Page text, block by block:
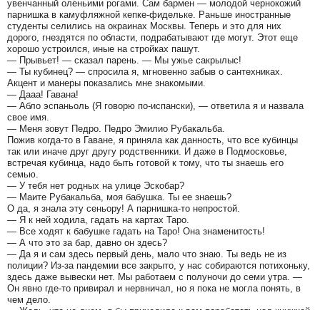
увенчанный оленьими рогами. Сам бармен — молодой чернокожий
парнишка в камуфляжной кепке-фидельке. Раньше иностранные
студенты селились на окраинах Москвы. Теперь и это для них
дорого, гнездятся по области, подрабатывают где могут. Этот еще
хорошо устроился, иные на стройках пашут.
— Прывьет! — сказал парень. — Мы ужье сакрылыс!
— Ты кубинец? — спросила я, мгновенно забыв о сантехниках.
Акцент и манеры показались мне знакомыми.
— Дааа! Гавана!
— Абло эспаньоль (Я говорю по-испански), — ответила я и назвала
свое имя.
— Меня зовут Педро. Педро Эмилио Рубакальба.
Пожив когда-то в Гаване, я приняла как данность, что все кубинцы
так или иначе друг другу родственники. И даже в Подмосковье,
встречая кубинца, надо быть готовой к тому, что ты знаешь его
семью.
— У тебя нет родных на улице Эскобар?
— Маите Рубакальба, моя бабушка. Ты ее знаешь?
О да, я знала эту сеньору! А парнишка-то непростой.
— Я к ней ходила, гадать на картах Таро.
— Все ходят к бабушке гадать на Таро! Она знаменитость!
— А что это за бар, давно он здесь?
— Да я и сам здесь первый день, мало что знаю. Ты ведь не из
полиции? Из-за пандемии все закрыто, у нас собираются потихоньку,
здесь даже вывески нет. Мы работаем с полуночи до семи утра. —
Он явно где-то привирал и нервничал, но я пока не могла понять, в
чем дело.